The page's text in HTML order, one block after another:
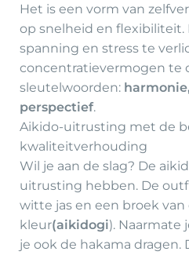
Het is een vorm van
op snelheid en flexibiliteit.
spanning en stress te
concentratievermogen te
sleutelwoorden:
perspectief.
Aikido-uitrusting met de
kwaliteitverhouding
Wil je aan de slag? De
uitrusting hebben. De
witte jas en een broek van
kleur(aikidogi). Naarmate
je ook de hakama dragen.